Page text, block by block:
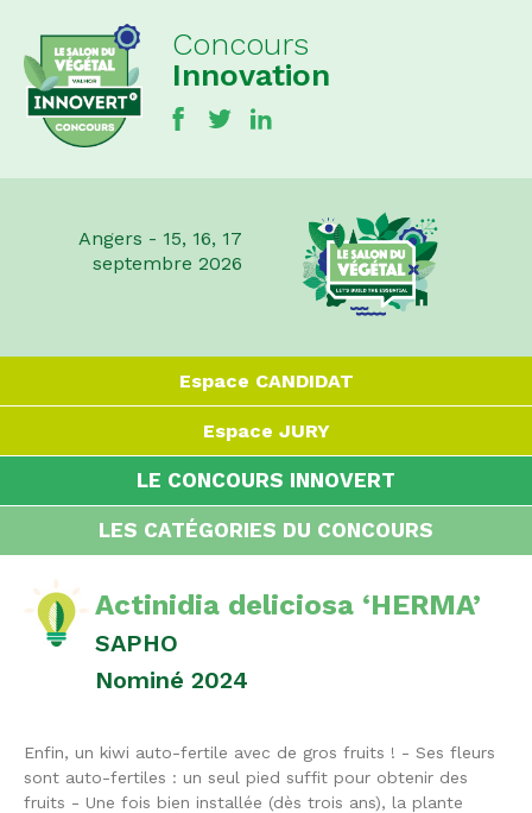
Angers - 15, 16, 17
septembre 2026
Concours
Innovation
Espace CANDIDAT
Espace JURY
LE CONCOURS INNOVERT
LES CATÉGORIES DU CONCOURS
Actinidia deliciosa ‘HERMA’
SAPHO
Nominé 2024
Enfin, un kiwi auto-fertile avec de gros fruits ! - Ses fleurs
sont auto-fertiles : un seul pied suffit pour obtenir des
fruits - Une fois bien installée (dès trois ans), la plante